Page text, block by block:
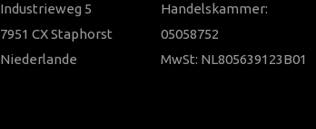
Industrieweg 5
7951 CX Staphorst
Niederlande
Handelskammer:
05058752
MwSt: NL805639123B01